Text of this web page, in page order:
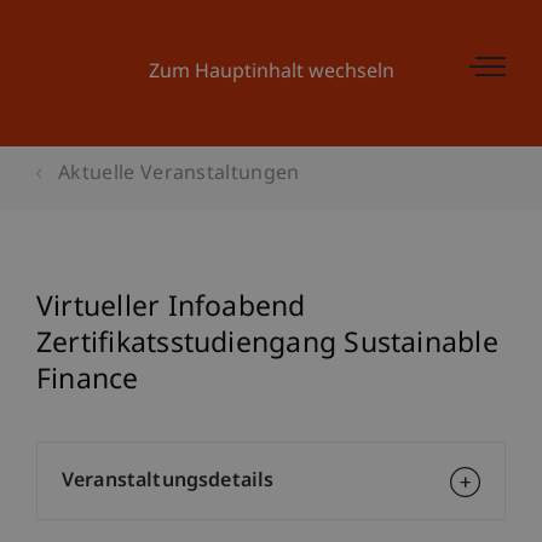
Zum Hauptinhalt wechseln
Aktuelle Veranstaltungen
Virtueller Infoabend
Zertifikatsstudiengang Sustainable
Finance
Veranstaltungsdetails